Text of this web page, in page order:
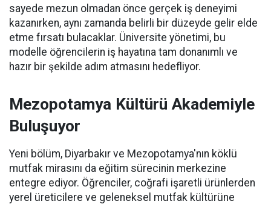
sayede mezun olmadan önce gerçek iş deneyimi
kazanırken, aynı zamanda belirli bir düzeyde gelir elde
etme fırsatı bulacaklar. Üniversite yönetimi, bu
modelle öğrencilerin iş hayatına tam donanımlı ve
hazır bir şekilde adım atmasını hedefliyor.
Mezopotamya Kültürü Akademiyle
Buluşuyor
Yeni bölüm, Diyarbakır ve Mezopotamya'nın köklü
mutfak mirasını da eğitim sürecinin merkezine
entegre ediyor. Öğrenciler, coğrafi işaretli ürünlerden
yerel üreticilere ve geleneksel mutfak kültürüne